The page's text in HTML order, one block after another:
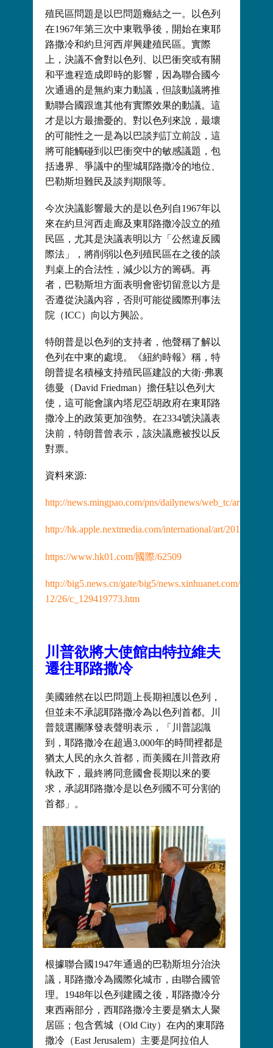
殖民區問題是以巴問題癥結之一。以色列
在1967年第三次中東戰爭後，開始在東耶
路撒冷和約旦河西岸興建殖民區。實際
上，決議不會對以色列、以巴衝突或有關
和平進程造成即時的影響，因為聯合國今
次通過的是無約束力動議，但該動議將推
動聯合國跟進其他有實際效果的動議。這
才是以方最擔憂的。對以色列來說，最壞
的可能性之一是為以巴談判訂立前設，這
將可能觸碰到以巴衝突中的敏感議題，包
括邊界、爭議中的聖城耶路撒冷的地位、
巴勒斯坦難民及談判期限等。
今次決議影響最大的是以色列自1967年以
來在約旦河西走廊及東耶路撒冷設立的殖
民區，尤其是決議表明以方「公然違反國
際法」，將削弱以色列殖民區在之後的談
判桌上的合法性，減少以方的籌碼。再
者，巴勒斯坦方面表明會密切留意以方是
否遵從決議內容，否則可能從國際刑事法
院（ICC）向以方興訟。
特朗普是以色列的支持者，他聲稱了解以
色列在中東的處境。《紐約時報》稱，特
朗普提名積極支持殖民區建設的大衛·弗裏
德曼（David Friedman）擔任駐以色列大
使，這可能會讓內塔尼亞胡政府在東耶路
撒冷上的政策更加強勢。在2334號決議表
決前，特朗普曾表示，該決議應被投以反
對票。
資料來源:
http://news.mingpao.com/pns/dailynews/web_tc/article/
http://hk.apple.nextmedia.com/international/art/20161225/
https://www.hk01.com/國際/62509
http://big5.news.cn/gate/big5/news.xinhuanet.com/world/
12/26/c_129419773.htm
川普欲將大使館由特拉維夫
遷往耶路撒冷
美國雖然在以巴問題上長期袒護以色列，
但並未不承認耶路撒冷為以色列首都。川
普競選團隊發表聲明表示，「川普認識
到，耶路撒冷在超過3,000年的時間裡都是
猶太人民的永久首都，而美國在川普政府
執政下，最終將同意國會長期以來的要
求，承認耶路撒冷是以色列國不可分割的
首都」。
根據聯合國1947年通過的巴勒斯坦分治決
議，耶路撒冷為國際化城市，由聯合國管
理。1948年以色列建國之後，耶路撒冷分
東西兩部分，西耶路撒冷主要是猶太人聚
居區；包含舊城（Old City）在內的東耶路
撒冷（East Jerusalem）主要是阿拉伯人